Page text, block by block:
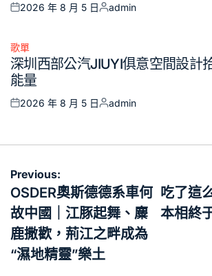
Posted
2026 年 8 月 5 日
Posted
admin
Posted
in
歌單
深圳西部公汽JIUYI俱意空間設計
能量
Posted
2026 年 8 月 5 日
Posted
admin
文
章
導
覽
Previous:
OSDER奧斯德德系車何
故中國｜江豚起舞、麋
鹿撒歡，荊江之畔成為
“濕地精靈”樂土
吃了這
本相終